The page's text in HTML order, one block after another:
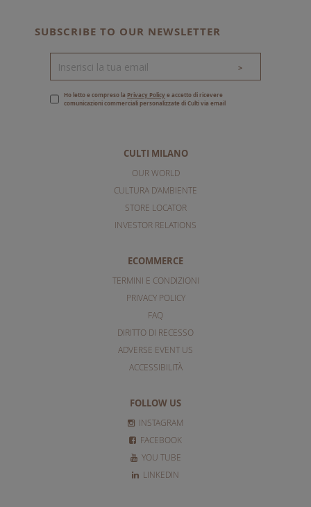
CULTI MILANO
OUR WORLD
CULTURA D'AMBIENTE
STORE LOCATOR
INVESTOR RELATIONS
ECOMMERCE
TERMINI E CONDIZIONI
PRIVACY POLICY
FAQ
DIRITTO DI RECESSO
ADVERSE EVENT US
ACCESSIBILITÀ
FOLLOW US
INSTAGRAM
FACEBOOK
YOU TUBE
LINKEDIN
SUBSCRIBE TO OUR NEWSLETTER
>
Ho letto e compreso la Privacy Policye accetto di ricevere
comunicazioni commerciali personalizzate di Culti via email